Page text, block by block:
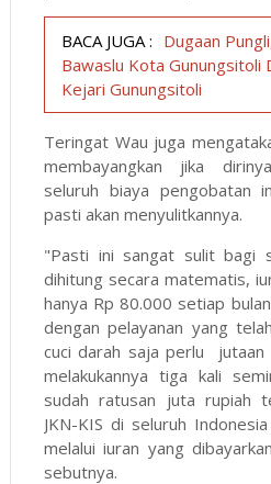
BACA JUGA : Dugaan
Bawaslu Kota Gunungsitoli
Kejari Gunungsitoli
Teringat Wau juga
membayangkan jika
seluruh biaya pengobatan
pasti akan menyulitkannya.
"Pasti ini sangat sulit bagi
dihitung secara matematis,
hanya Rp 80.000 setiap
dengan pelayanan yang
cuci darah saja perlu jutaan
melakukannya tiga kali
sudah ratusan juta rupiah
JKN-KIS di seluruh
melalui iuran yang
sebutnya.